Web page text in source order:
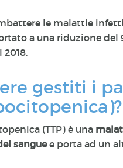
le malattie
a una riduzione del
gestiti i
(TTP) è una
sanguee porta ad un